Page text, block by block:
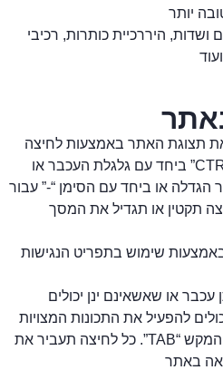
יותר
היררכיית כותרות, רכיבי
את תצוגת האתר באמצעות לחיצה
על אחד מכפתורי ה- “CTRL” ביחד עם גלגלת העכבר או
הגדלה או ביחד עם הסימן “-” עבור
תקטין או תגדיל את המסך
באמצעות שימוש בתפריט הנגישות
או שאשאינם ינן יכולים
להפעיל את התכונות המצויות
באתר על ידי לחיצה על המקש “TAB”. כל לחיצה תעביר את
באתר